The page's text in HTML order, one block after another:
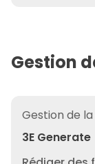
Gestion
Gestion de
3E Generate